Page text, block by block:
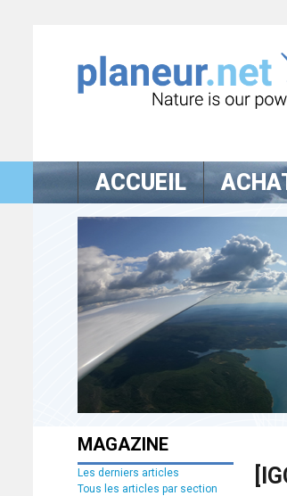
ACCUEIL
MAGAZINE
Les derniers articles
Tous les articles par section